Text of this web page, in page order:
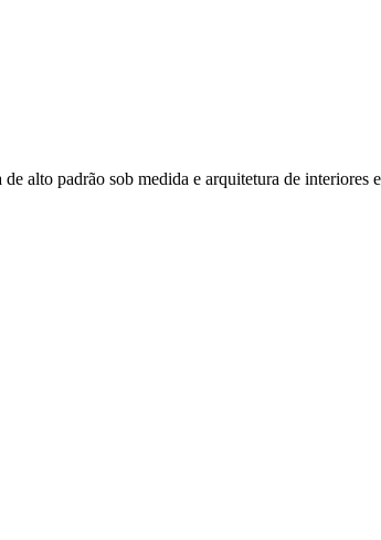
alto padrão sob medida e arquitetura de